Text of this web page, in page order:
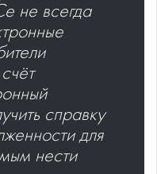
не всегда
справку
для
нести